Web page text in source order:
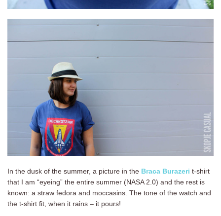
In the dusk of the summer, a picture in the Braca Burazeri t-shirt
that I am “eyeing” the entire summer (NASA 2.0) and the rest is
known: a straw fedora and moccasins. The tone of the watch and
the t-shirt fit, when it rains – it pours!